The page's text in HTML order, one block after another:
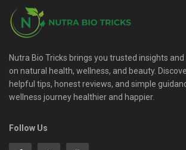
Nutra Bio Tricks brings you trusted insights
on natural health, wellness, and beauty.
helpful tips, honest reviews, and simple
wellness journey healthier and happier.
Follow Us